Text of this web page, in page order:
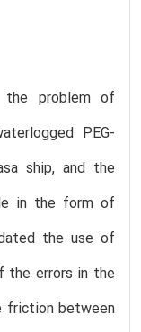
problem of
PEG-
ship, and the
in the form of
the use of
the errors in the
friction between